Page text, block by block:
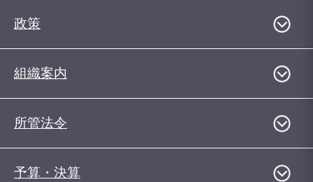
政策
組織案内
所管法令
予算・決算